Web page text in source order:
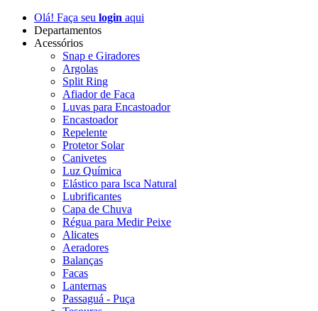
Olá! Faça seu login aqui
Departamentos
Acessórios
Snap e Giradores
Argolas
Split Ring
Afiador de Faca
Luvas para Encastoador
Encastoador
Repelente
Protetor Solar
Canivetes
Luz Química
Elástico para Isca Natural
Lubrificantes
Capa de Chuva
Régua para Medir Peixe
Alicates
Aeradores
Balanças
Facas
Lanternas
Passaguá - Puça